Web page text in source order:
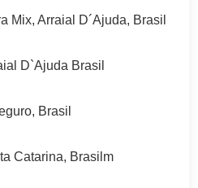
Mix, Arraial D´Ajuda, Brasil
D`Ajuda Brasil
Brasil
Catarina, Brasilm